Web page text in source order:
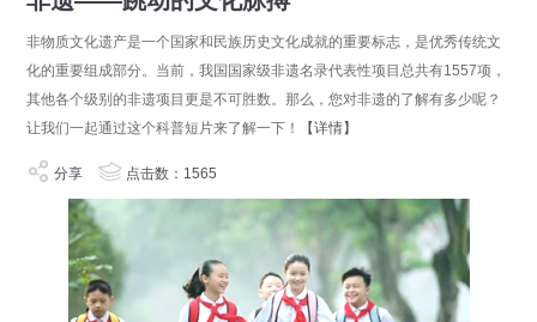
非物质文化遗产是一个国家和民族历史文化成就的重要标志，是优秀传统文
化的重要组成部分。当前，我国国家级非遗名录代表性项目总共有1557项，
其他各个级别的非遗项目更是不可胜数。那么，您对非遗的了解有多少呢？
让我们一起通过这个科普短片来了解一下！
【详情】
分享 点击数：1565